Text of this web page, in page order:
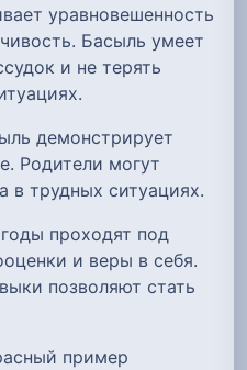
уравновешенность
Басыль умеет
и не терять
демонстрирует
Родители могут
в трудных ситуациях.
проходят под
и веры в себя.
позволяют стать
пример